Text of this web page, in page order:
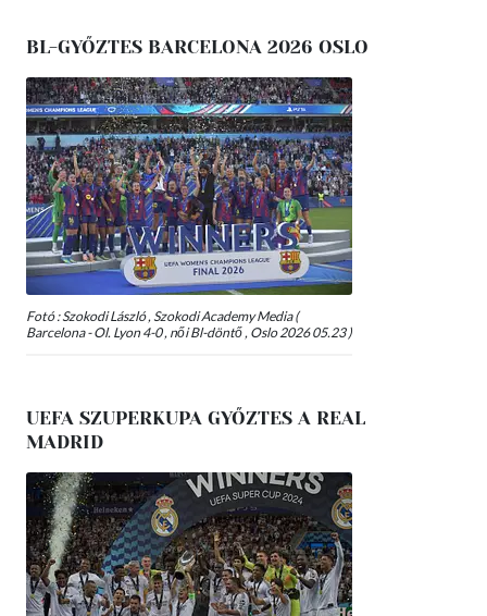
BL-GYŐZTES BARCELONA 2026 OSLO
Fotó : Szokodi László , Szokodi Academy Media (
Barcelona - Ol. Lyon 4-0 , női Bl-döntő , Oslo 2026 05.23 )
UEFA SZUPERKUPA GYŐZTES A REAL
MADRID